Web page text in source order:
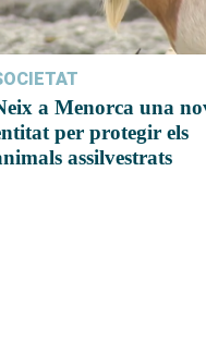
a Menorca una
per protegir els
assilvestrats